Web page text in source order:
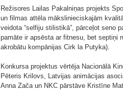
Režisores Lailas Pakalniņas projekts
un filmas attēla mākslinieciskajām
veidota “selfiju stilistikā”, pārceļot seno
pamāte ir apsēsta ar fitnesu, bet septiņi
akrobātu kompānijas Cirk la Putyka).
Konkursa projektus vērtēja Nacionālā
Pēteris Krilovs, Latvijas animācijas
Anna Zača un NKC pārstāve Kristīne